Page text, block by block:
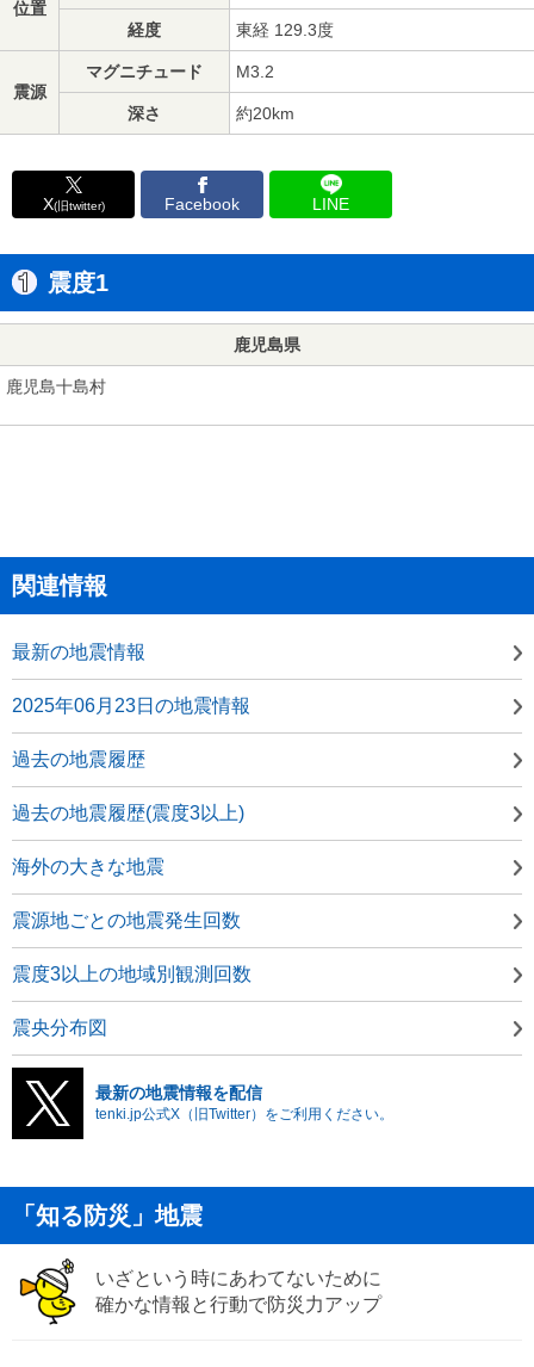
位置
経度 東経 129.3度
震源
マグニチュード M3.2
深さ 約20km
X(旧twitter) Facebook LINE
震度1
鹿児島県
鹿児島十島村
関連情報
最新の地震情報
2025年06月23日の地震情報
過去の地震履歴
過去の地震履歴(震度3以上)
海外の大きな地震
震源地ごとの地震発生回数
震度3以上の地域別観測回数
震央分布図
最新の地震情報を配信
tenki.jp公式X（旧Twitter）をご利用ください。
「知る防災」地震
いざという時にあわてないために
確かな情報と行動で防災力アップ